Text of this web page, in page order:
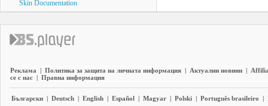
Skin Documentation
Реклама | Политика за защита на личната информация | Актуални новини |
се с нас | Правна информация
Български | Deutsch | English | Español | Magyar | Polski | Português brasileiro |